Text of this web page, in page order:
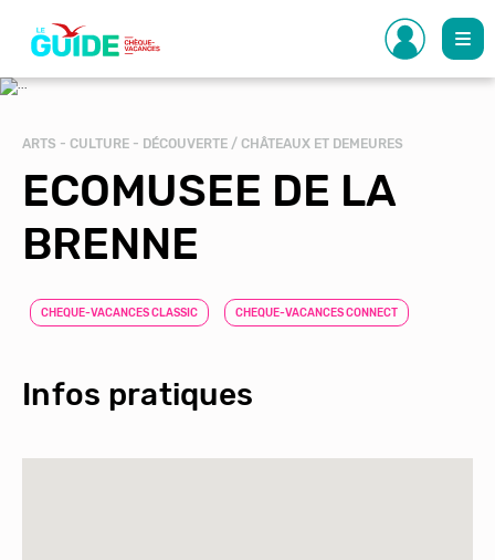
contenu
principal
ARTS - CULTURE - DÉCOUVERTE / CHÂTEAUX ET DEMEURES
ECOMUSEE DE LA
BRENNE
CHEQUE-VACANCES CLASSIC CHEQUE-VACANCES CONNECT
Infos pratiques